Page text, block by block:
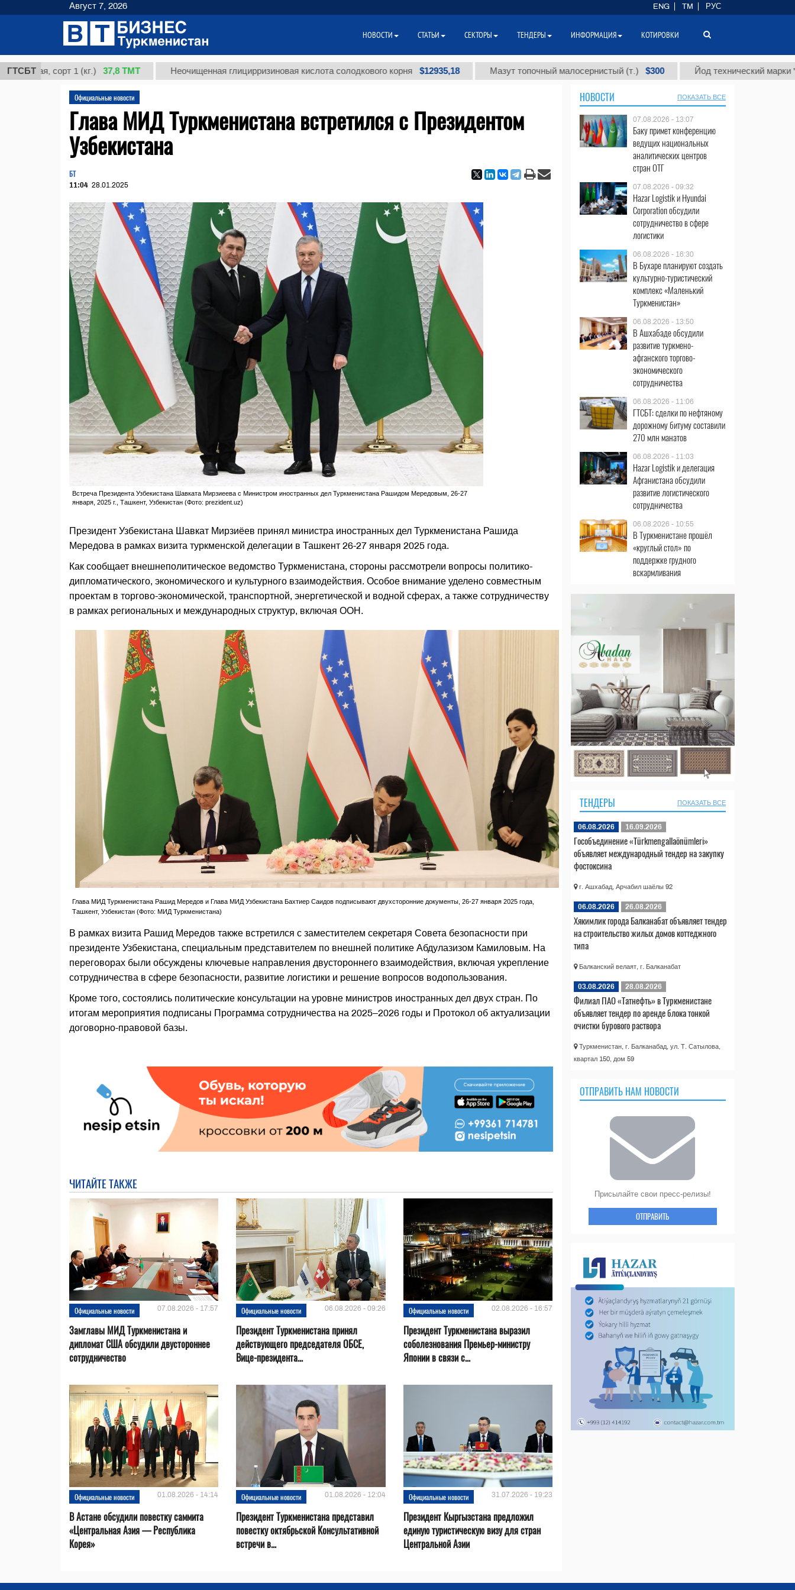
ГТСБТ
сорт 1 (кг.) 37,8 ТМТ Неочищенная глицирризиновая кислота солодкового корня $12935,18 Мазут топочный малосернистый (т.) $300 Йод технический марки "А" (т.)
Официальные новости
Глава МИД Туркменистана встретился с Президентом
Узбекистана
БТ
11:04 28.01.2025
Встреча Президента Узбекистана Шавката Мирзиеева с Министром иностранных дел Туркменистана Рашидом Mередовым, 26-27
января, 2025 г., Ташкент, Узбекистан (Фото: prezident.uz)
Президент Узбекистана Шавкат Мирзиёев принял министра иностранных дел Туркменистана Рашида
Мередова в рамках визита туркменской делегации в Ташкент 26-27 января 2025 года.
Как сообщает внешнеполитическое ведомство Туркменистана, стороны рассмотрели вопросы политико-
дипломатического, экономического и культурного взаимодействия. Особое внимание уделено совместным
проектам в торгово-экономической, транспортной, энергетической и водной сферах, а также сотрудничеству
в рамках региональных и международных структур, включая ООН.
Глава МИД Туркменистана Рашид Мередов и Глава МИД Узбекистана Бахтиер Саидов подписывают двухсторонние документы, 26-27 января 2025 года,
Ташкент, Узбекистан (Фото: МИД Туркменистана)
В рамках визита Рашид Мередов также встретился с заместителем секретаря Совета безопасности при
президенте Узбекистана, специальным представителем по внешней политике Абдулазизом Камиловым. На
переговорах были обсуждены ключевые направления двустороннего взаимодействия, включая укрепление
сотрудничества в сфере безопасности, развитие логистики и решение вопросов водопользования.
Кроме того, состоялись политические консультации на уровне министров иностранных дел двух стран. По
итогам мероприятия подписаны Программа сотрудничества на 2025–2026 годы и Протокол об актуализации
договорно-правовой базы.
ЧИТАЙТЕ ТАКЖЕ
Официальные новости 07.08.2026 - 17:57
Замглавы МИД Туркменистана и
дипломат США обсудили двустороннее
сотрудничество
Официальные новости 06.08.2026 - 09:26
Президент Туркменистана принял
действующего председателя ОБСЕ,
Вице-президента...
Официальные новости 02.08.2026 - 16:57
Президент Туркменистана выразил
соболезнования Премьер-министру
Японии в связи с...
Официальные новости 01.08.2026 - 14:14
В Астане обсудили повестку саммита
«Центральная Азия — Республика
Корея»
Официальные новости 01.08.2026 - 12:04
Президент Туркменистана представил
повестку октябрьской Консультативной
встречи в...
Официальные новости 31.07.2026 - 19:23
Президент Кыргызстана предложил
единую туристическую визу для стран
Центральной Азии
НОВОСТИ ПОКАЗАТЬ ВСЕ
07.08.2026 - 13:07
Баку примет конференцию
ведущих национальных
аналитических центров
стран ОТГ
07.08.2026 - 09:32
Hazar Logistik и Hyundai
Corporation обсудили
сотрудничество в сфере
логистики
06.08.2026 - 16:30
В Бухаре планируют создать
культурно-туристический
комплекс «Маленький
Туркменистан»
06.08.2026 - 13:50
В Ашхабаде обсудили
развитие туркмено-
афганского торгово-
экономического
сотрудничества
06.08.2026 - 11:06
ГТСБТ: сделки по нефтяному
дорожному битуму составили
270 млн манатов
06.08.2026 - 11:03
Hazar Logistik и делегация
Афганистана обсудили
развитие логистического
сотрудничества
06.08.2026 - 10:55
В Туркменистане прошёл
«круглый стол» по
поддержке грудного
вскармливания
ТЕНДЕРЫ ПОКАЗАТЬ ВСЕ
06.08.2026 16.09.2026
Гособъединение «Türkmengallaönümleri»
объявляет международный тендер на закупку
фостоксина
г. Ашхабад, Арчабил шаёлы 92
06.08.2026 26.08.2026
Хякимлик города Балканабат объявляет тендер
на строительство жилых домов коттеджного
типа
Балканский велаят, г. Балканабат
03.08.2026 28.08.2026
Филиал ПАО «Татнефть» в Туркменистане
объявляет тендер по аренде блока тонкой
очистки бурового раствора
Туркменистан, г. Балканабад, ул. Т. Сатылова,
квартал 150, дом 59
ОТПРАВИТЬ НАМ НОВОСТИ
Присылайте свои пресс-релизы!
ОТПРАВИТЬ
Август 7, 2026 ENG TM РУС
НОВОСТИ СТАТЬИ СЕКТОРЫ ТЕНДЕРЫ ИНФОРМАЦИЯ КОТИРОВКИ